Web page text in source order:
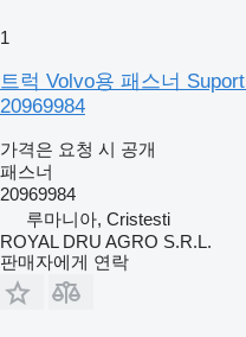
1
트럭 Volvo용 패스너
20969984
가격은 요청 시 공개
패스너
20969984
루마니아, Cristesti
ROYAL DRU AGRO S.R.L.
판매자에게 연락